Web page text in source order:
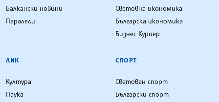
Балкански новини
Паралели
Световна икономика
Българска икономика
Бизнес Куриер
ЛИК
Култура
Наука
СПОРТ
Световен спорт
Български спорт